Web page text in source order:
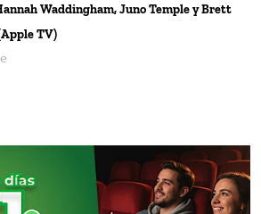
Waddingham, Juno Temple y Brett
TV)